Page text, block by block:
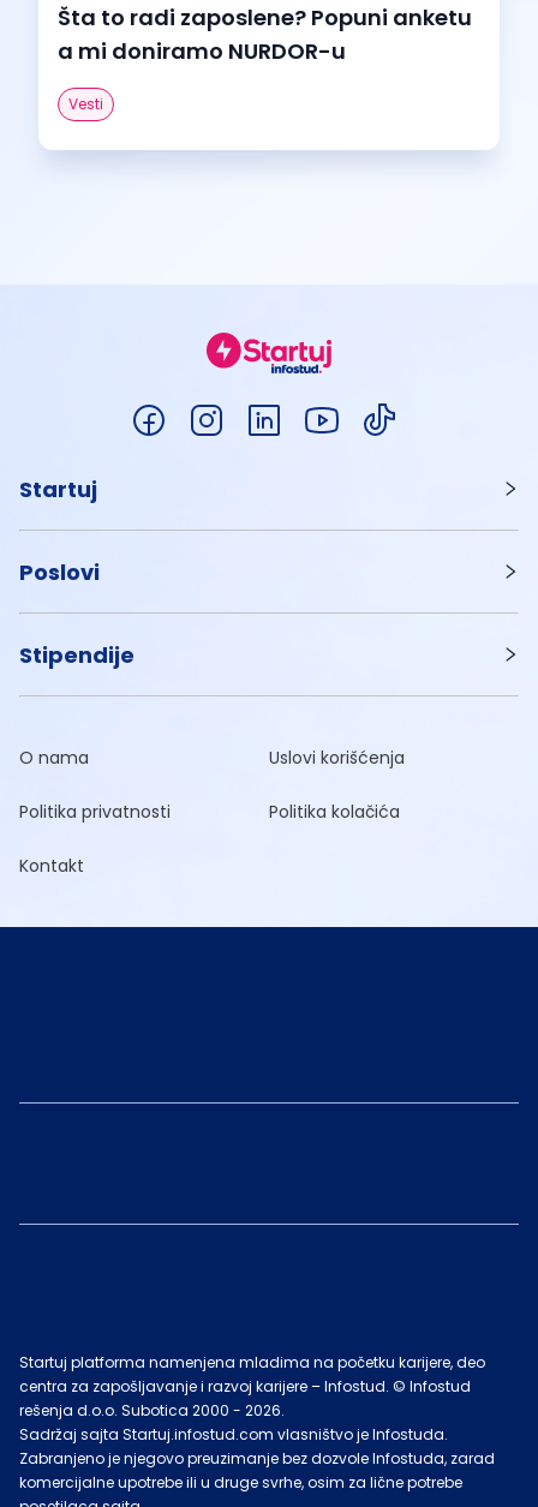
Šta to radi zaposlene? Popuni anketu
a mi doniramo NURDOR-u
Vesti
Startuj
Poslovi
Stipendije
O nama Uslovi korišćenja
Politika privatnosti Politika kolačića
Kontakt
Startuj platforma namenjena mladima na početku karijere, deo
centra za zapošljavanje i razvoj karijere – Infostud. © Infostud
rešenja d.o.o. Subotica 2000 - 2026.
Sadržaj sajta Startuj.infostud.com vlasništvo je Infostuda.
Zabranjeno je njegovo preuzimanje bez dozvole Infostuda, zarad
komercijalne upotrebe ili u druge svrhe, osim za lične potrebe